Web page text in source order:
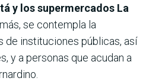
y los supermercados La
se contempla la
de instituciones públicas, así
y a personas que acudan a